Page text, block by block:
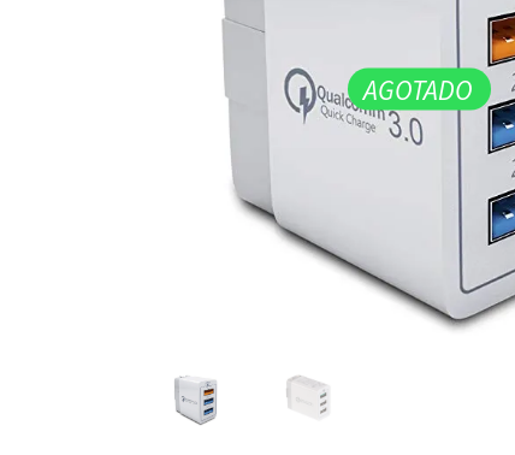
AGOTADO